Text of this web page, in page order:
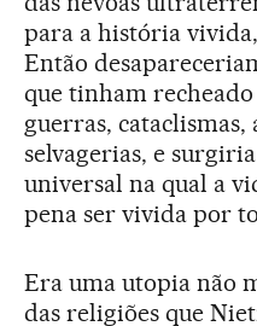
para a história
Então
que tinham
guerras, cataclismas,
selvagerias, e
universal na qual a
pena ser vivida por
Era uma utopia não
das religiões que